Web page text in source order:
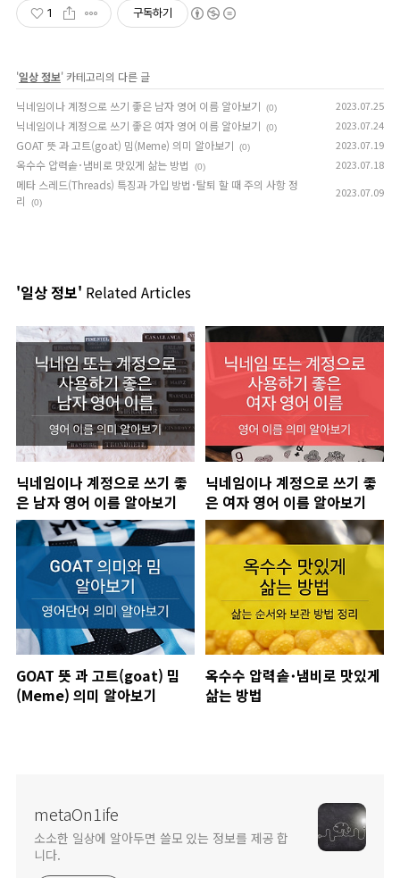
1 구독하기
'일상 정보' 카테고리의 다른 글
닉네임이나 계정으로 쓰기 좋은 남자 영어 이름 알아보기
(0) 2023.07.25
닉네임이나 계정으로 쓰기 좋은 여자 영어 이름 알아보기 (0) 2023.07.24
GOAT 뜻 과 고트(goat) 밈(Meme) 의미 알아보기 (0) 2023.07.19
옥수수 압력솥･냄비로 맛있게 삶는 방법 (0) 2023.07.18
메타 스레드(Threads) 특징과 가입 방법･탈퇴 할 때 주의 사항 정
리
(0)
2023.07.09
'일상 정보' Related Articles
닉네임이나 계정으로 쓰기 좋
은 남자 영어 이름 알아보기
닉네임이나 계정으로 쓰기 좋
은 여자 영어 이름 알아보기
GOAT 뜻 과 고트(goat) 밈
(Meme) 의미 알아보기
옥수수 압력솥･냄비로 맛있게
삶는 방법
metaOn1ife
소소한 일상에 알아두면 쓸모 있는 정보를 제공 합
니다.